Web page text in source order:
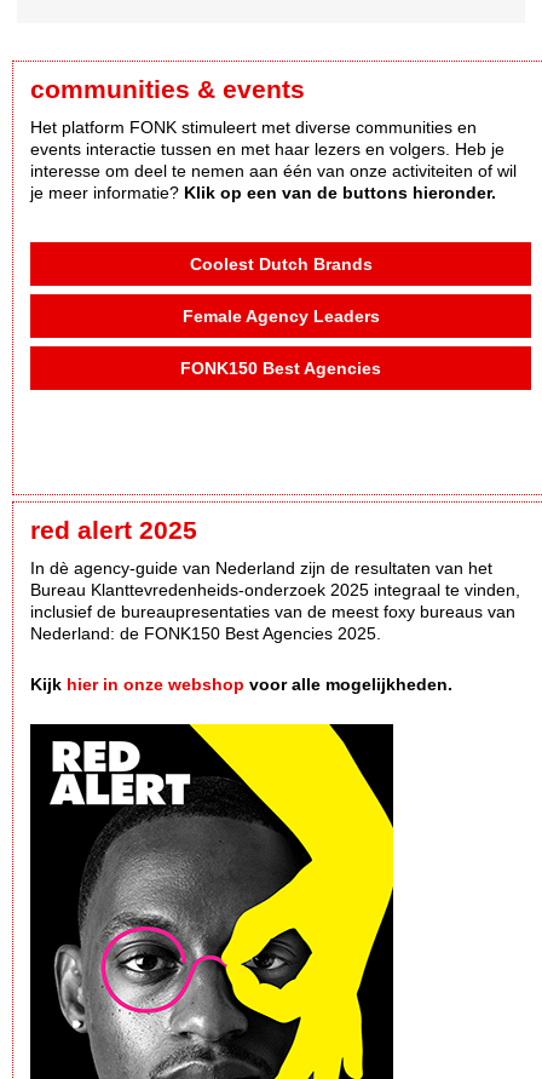
communities & events
Het platform FONK stimuleert met diverse communities en
events interactie tussen en met haar lezers en volgers. Heb je
interesse om deel te nemen aan één van onze activiteiten of wil
je meer informatie? Klik op een van de buttons hieronder.
Coolest Dutch Brands
Female Agency Leaders
FONK150 Best Agencies
red alert 2025
In dè agency-guide van Nederland zijn de resultaten van het
Bureau Klanttevredenheids-onderzoek 2025 integraal te vinden,
inclusief de bureaupresentaties van de meest foxy bureaus van
Nederland: de FONK150 Best Agencies 2025.
Kijk hier in onze webshop voor alle mogelijkheden.